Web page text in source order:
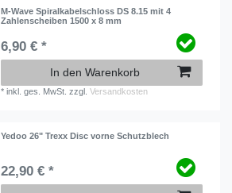
M-Wave Spiralkabelschloss DS 8.15 mit 4
Zahlenscheiben 1500 x 8 mm
6,90 € *
In den Warenkorb
*inkl. ges. MwSt. zzgl.Versandkosten
Yedoo 26" Trexx Disc vorne Schutzblech
22,90 € *